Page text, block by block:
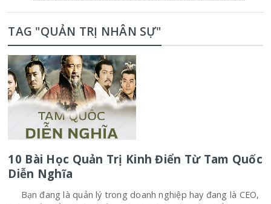
TAG "QUẢN TRỊ NHÂN SỰ"
10 Bài Học Quản Trị Kinh Điển Từ Tam Quốc
Diễn Nghĩa
Bạn đang là quản lý trong doanh nghiệp hay đang là CEO,